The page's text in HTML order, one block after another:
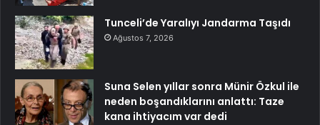
Tunceli’de Yaralıyı Jandarma Taşıdı
Ağustos 7, 2026
Suna Selen yıllar sonra Münir Özkul ile
neden boşandıklarını anlattı: Taze
kana ihtiyacım var dedi